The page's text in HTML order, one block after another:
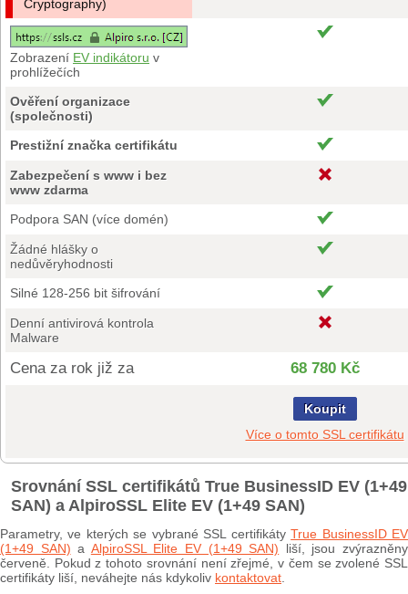
Cryptography)
Zobrazení EV indikátoru v
prohlížečích
Ověření organizace
(společnosti)
Prestižní značka certifikátu
Zabezpečení s www i bez
www zdarma
Podpora SAN (více domén)
Žádné hlášky o
nedůvěryhodnosti
Silné 128-256 bit šifrování
Denní antivirová kontrola
Malware
Cena za rok již za 68 780 Kč
Koupit
Více o tomto SSL certifikátu
Srovnání SSL certifikátů True BusinessID EV (1+49
SAN) a AlpiroSSL Elite EV (1+49 SAN)
Parametry, ve kterých se vybrané SSL certifikátyTrue BusinessID EV
(1+49 SAN) a AlpiroSSL Elite EV (1+49 SAN) liší, jsou zvýrazněny
červeně. Pokud z tohoto srovnání není zřejmé, v čem se zvolené SSL
certifikáty liší, neváhejte nás kdykoliv kontaktovat